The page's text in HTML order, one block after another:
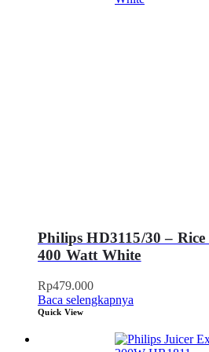
Philips HD3115/30 –
400 Watt White
Rp479.000
Baca selengkapnya
Quick View